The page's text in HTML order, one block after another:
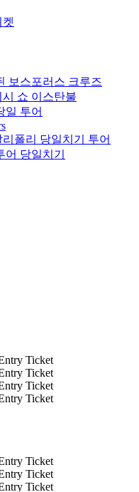
보스포러스 크루즈
쇼 이스탄불
일 투어
폴리 당일치기 투어
당일치기